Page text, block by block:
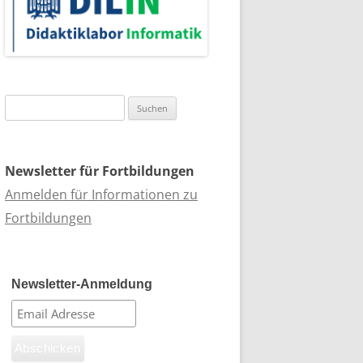
nach:
Newsletter für Fortbildungen
Anmelden für Informationen zu
Fortbildungen
Newsletter-Anmeldung